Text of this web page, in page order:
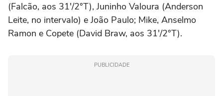
(Falcão, aos 31'/2°T), Juninho Valoura (Anderson
Leite, no intervalo) e João Paulo; Mike, Anselmo
Ramon e Copete (David Braw, aos 31'/2°T).
PUBLICIDADE